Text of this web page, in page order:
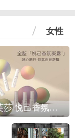
女性
IPSA茵芙莎 悦己香氛凝露上市